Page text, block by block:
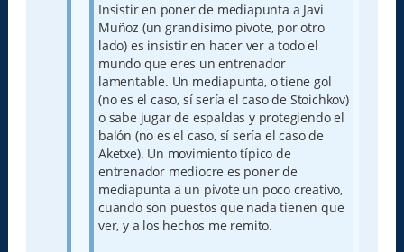
Insistir en poner de mediapunta a Javi
Muñoz (un grandísimo pivote, por otro
lado) es insistir en hacer ver a todo el
mundo que eres un entrenador
lamentable. Un mediapunta, o tiene gol
(no es el caso, sí sería el caso de Stoichkov)
o sabe jugar de espaldas y protegiendo el
balón (no es el caso, sí sería el caso de
Aketxe). Un movimiento típico de
entrenador mediocre es poner de
mediapunta a un pivote un poco creativo,
cuando son puestos que nada tienen que
ver, y a los hechos me remito.